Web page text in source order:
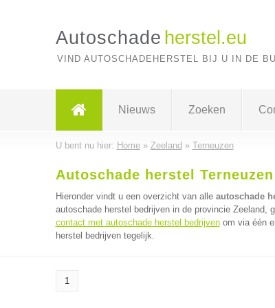
Autoschade herstel.eu
VIND AUTOSCHADEHERSTEL BIJ U IN DE
Nieuws Zoeken
U bent nu hier: Home» Zeeland » Terneuzen
Autoschade herstel Terneuzen
Hieronder vindt u een overzicht van alle autoschade
autoschade herstel bedrijven in de provincie Zeeland,
contact met autoschade herstel bedrijvenom via één
herstel bedrijven tegelijk.
1